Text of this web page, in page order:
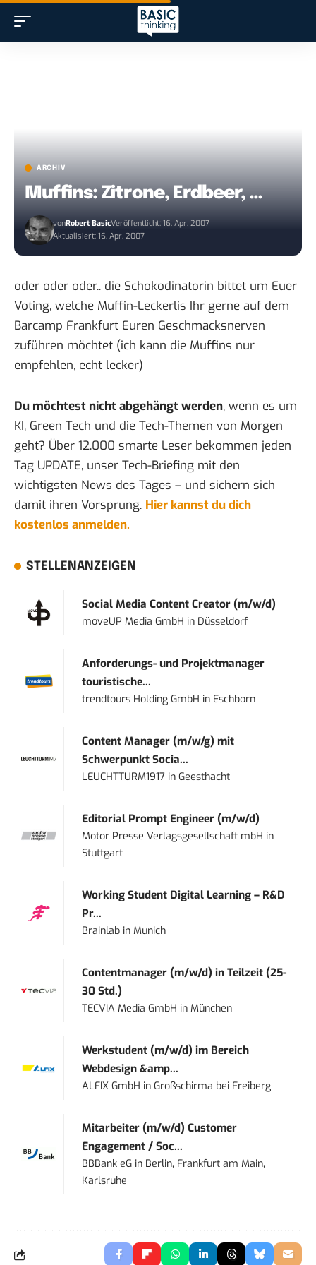
ARCHIV
Muffins: Zitrone, Erdbeer, …
vonRobert BasicVeröffentlicht: 16. Apr. 2007
Aktualisiert: 16. Apr. 2007
oder oder oder.. die Schokodinatorin bittet um Euer
Voting, welche Muffin-Leckerlis Ihr gerne auf dem
Barcamp Frankfurt Euren Geschmacksnerven
zuführen möchtet (ich kann die Muffins nur
empfehlen, echt lecker)
Du möchtest nicht abgehängt werden, wenn es um
KI, Green Tech und die Tech-Themen von Morgen
geht? Über 12.000 smarte Leser bekommen jeden
Tag UPDATE, unser Tech-Briefing mit den
wichtigsten News des Tages – und sichern sich
damit ihren Vorsprung. Hier kannst du dich
kostenlos anmelden.
STELLENANZEIGEN
Social Media Content Creator (m/w/d)
moveUP Media GmbH in Düsseldorf
Anforderungs- und Projektmanager
touristische...
trendtours Holding GmbH in Eschborn
Content Manager (m/w/g) mit
Schwerpunkt Socia...
LEUCHTTURM1917 inGeesthacht
Editorial Prompt Engineer (m/w/d)
Motor Presse Verlagsgesellschaft mbH in
Stuttgart
Working Student Digital Learning – R&D
Pr...
Brainlab inMunich
Contentmanager (m/w/d) in Teilzeit (25-
30 Std.)
TECVIA Media GmbH inMünchen
Werkstudent (m/w/d) im Bereich
Webdesign &amp...
ALFIX GmbH inGroßschirma bei Freiberg
Mitarbeiter (m/w/d) Customer
Engagement / Soc...
BBBank eG in Berlin, Frankfurt am Main,
Karlsruhe